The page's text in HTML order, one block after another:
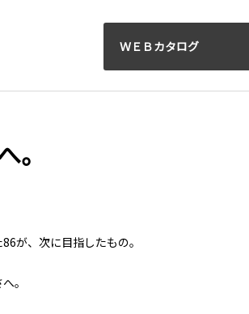
ＷＥＢカタログ
。
が、次に目指したもの。
。